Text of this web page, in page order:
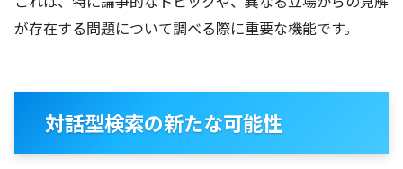
が存在する問題について調べる際に重要な機能です。
対話型検索の新たな可能性